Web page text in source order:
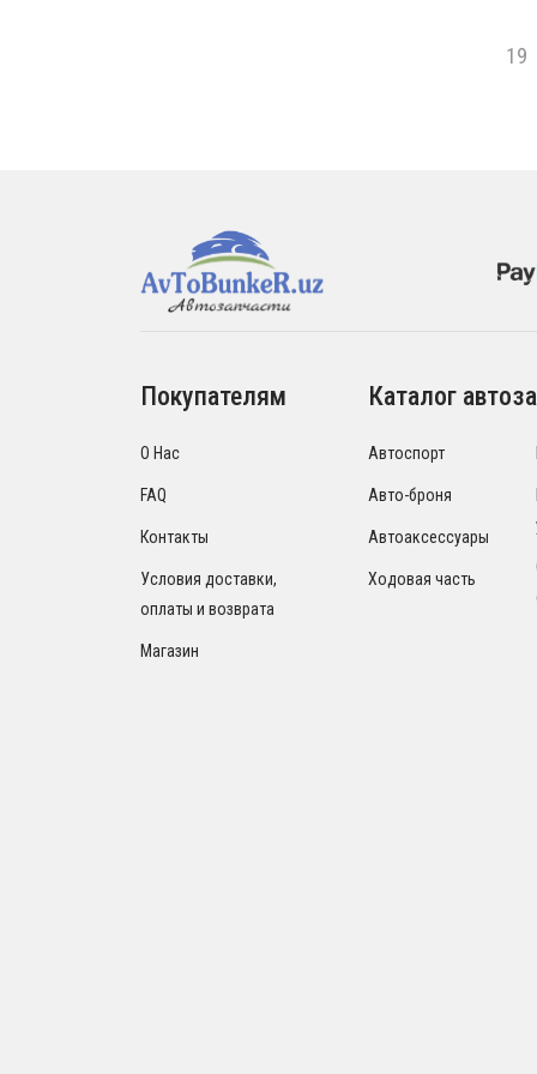
19
Покупателям
О Нас
FAQ
Контакты
Условия доставки,
оплаты и возврата
Магазин
Каталог
Автоспорт
Авто-броня
Автоаксессуары
Ходовая часть